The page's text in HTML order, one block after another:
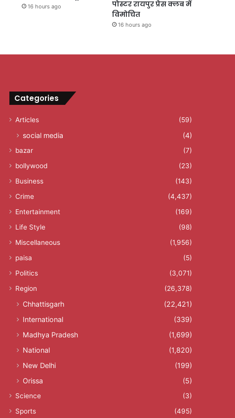
16 hours ago
पोस्टर रायपुर प्रेस क्लब में
विमोचित
16 hours ago
Categories
Articles (59)
social media (4)
bazar
(7)
bollywood
(23)
Business
(143)
Crime
(4,437)
Entertainment
(169)
Life Style
(98)
Miscellaneous
(1,956)
paisa
(5)
Politics
(3,071)
Region
(26,378)
Chhattisgarh
(22,421)
International
(339)
Madhya Pradesh
(1,699)
National
(1,820)
New Delhi
(199)
Orissa
(5)
Science
(3)
Sports
(495)